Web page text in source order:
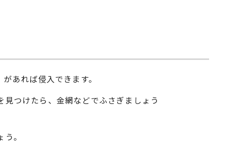
あれば侵入できます。
つけたら、金網などでふさぎましょう
。